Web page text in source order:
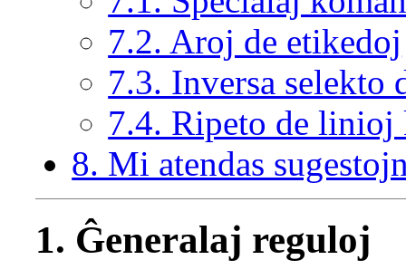
7.2. Aroj de etikedoj
7.3. Inversa selekto
7.4. Ripeto de
8. Mi atendas
1. Ĝeneralaj reguloj